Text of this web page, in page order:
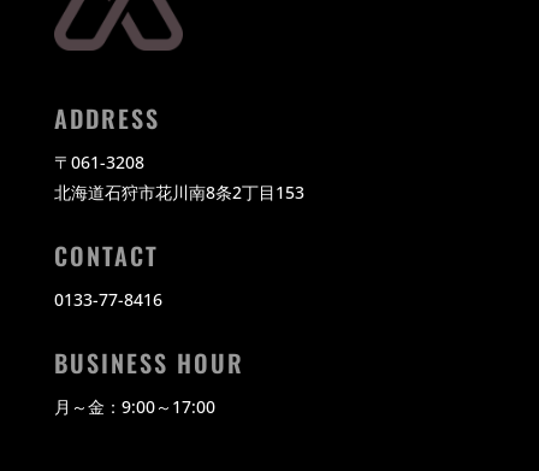
ADDRESS
〒 061-3208
北海道石狩市花川南8条2丁目153
CONTACT
0133-77-8416
BUSINESS HOUR
月～金：9:00～17:00